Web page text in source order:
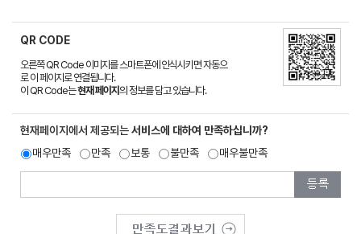
QR CODE
오른쪽 QR Code 이미지를 스마트폰에 인식시키면 자동으
로 이 페이지로 연결됩니다.
이 QR Code는현재 페이지의 정보를 담고 있습니다.
현재페이지에서 제공되는서비스에 대하여 만족하십니까?
매우만족
만족 보통 불만족 매우불만족